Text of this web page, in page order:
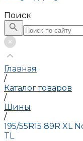
Поиск
Главная
/
Каталог товаров
/
Шины
/
195/55R15 89R XL
TL